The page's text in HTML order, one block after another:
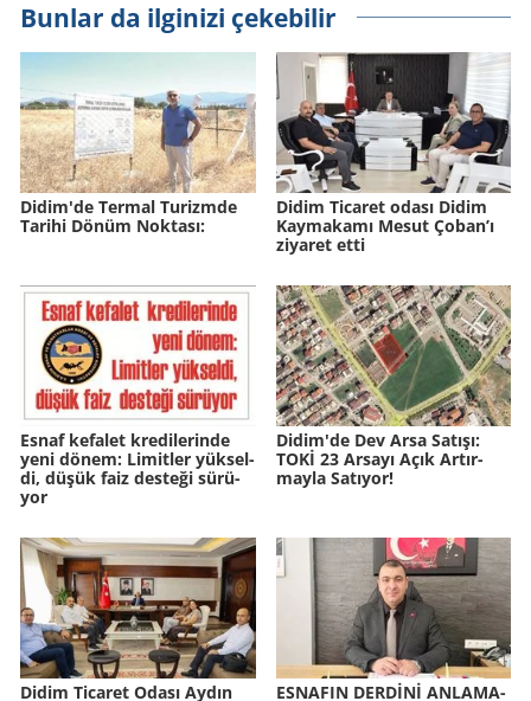
Bunlar da ilginizi çekebilir
Didim'de Ter­mal Tu­rizm­de
Ta­ri­hi Dönüm Nok­ta­sı:
Didim Ticaret odası Didim
Kaymakamı Mesut Çoban’ı
ziyaret etti
Esnaf ke­fa­let kre­di­le­rin­de
yeni dönem: Li­mit­ler yük­sel­
di, düşük faiz des­te­ği sü­rü­
yor
Didim'de Dev Arsa Sa­tı­şı:
TOKİ 23 Ar­sa­yı Açık Ar­tır­
may­la Sa­tı­yor!
Didim Ti­ca­ret Odası Aydın
ES­NA­FIN DERDİNİ AN­LA­MA­